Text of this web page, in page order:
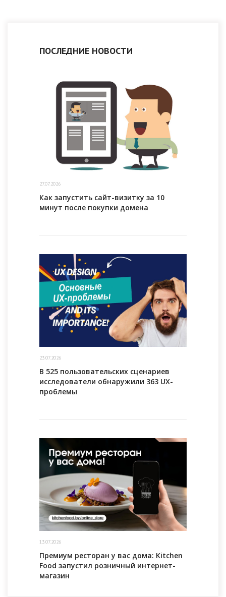
ПОСЛЕДНИЕ НОВОСТИ
27.07.2026
Как запустить сайт-визитку за 10
минут после покупки домена
23.07.2026
В 525 пользовательских сценариев
исследователи обнаружили 363 UX-
проблемы
13.07.2026
Премиум ресторан у вас дома: Kitchen
Food запустил розничный интернет-
магазин